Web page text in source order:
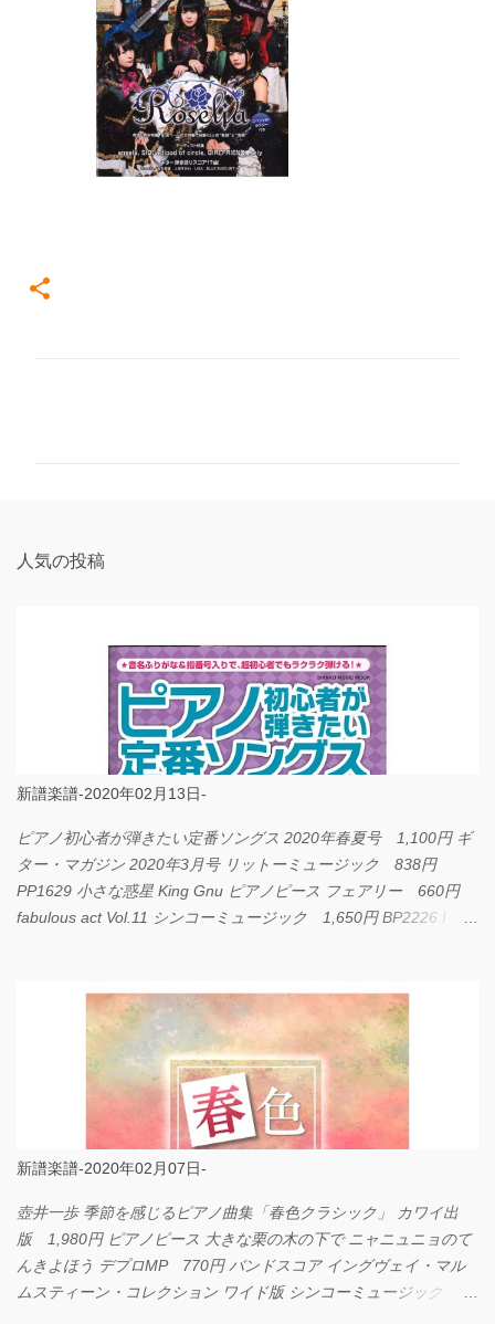
人気の投稿
新譜楽譜-2020年02月13日-
ピアノ初心者が弾きたい定番ソングス 2020年春夏号 1,100円 ギ
ター・マガジン 2020年3月号 リットーミュージック 838円
PP1629 小さな惑星 King Gnu ピアノピース フェアリー 660円
fabulous act Vol.11 シンコーミュージック 1,650円 BP2226 I
新譜楽譜-2020年02月07日-
壺井一歩 季節を感じるピアノ曲集「春色クラシック」 カワイ出
版 1,980円 ピアノピース 大きな栗の木の下で ニャニュニョのて
んきよほう デプロMP 770円 バンドスコア イングヴェイ・マル
ムスティーン・コレクション ワイド版 シンコーミュージック